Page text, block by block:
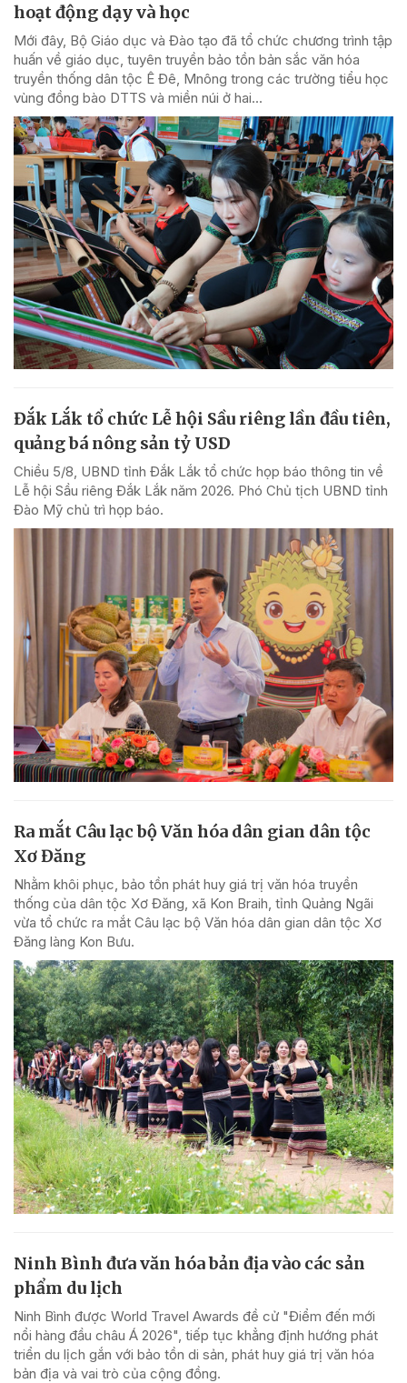
hoạt động dạy và học
Mới đây, Bộ Giáo dục và Đào tạo đã tổ chức chương trình tập
huấn về giáo dục, tuyên truyền bảo tồn bản sắc văn hóa
truyền thống dân tộc Ê Đê, Mnông trong các trường tiểu học
vùng đồng bào DTTS và miền núi ở hai...
Đắk Lắk tổ chức Lễ hội Sầu riêng lần đầu tiên,
quảng bá nông sản tỷ USD
Chiều 5/8, UBND tỉnh Đắk Lắk tổ chức họp báo thông tin về
Lễ hội Sầu riêng Đắk Lắk năm 2026. Phó Chủ tịch UBND tỉnh
Đào Mỹ chủ trì họp báo.
Ra mắt Câu lạc bộ Văn hóa dân gian dân tộc
Xơ Đăng
Nhằm khôi phục, bảo tồn phát huy giá trị văn hóa truyền
thống của dân tộc Xơ Đăng, xã Kon Braih, tỉnh Quảng Ngãi
vừa tổ chức ra mắt Câu lạc bộ Văn hóa dân gian dân tộc Xơ
Đăng làng Kon Bưu.
Ninh Bình đưa văn hóa bản địa vào các sản
phẩm du lịch
Ninh Bình được World Travel Awards đề cử "Điểm đến mới
nổi hàng đầu châu Á 2026", tiếp tục khẳng định hướng phát
triển du lịch gắn với bảo tồn di sản, phát huy giá trị văn hóa
bản địa và vai trò của cộng đồng.